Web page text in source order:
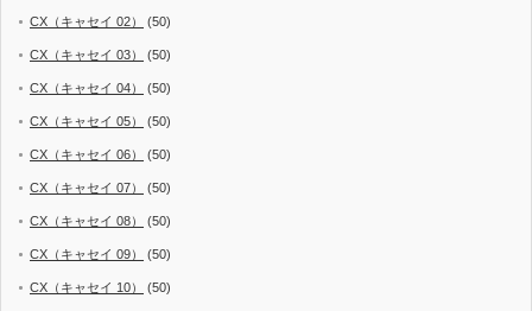
CX（キャセイ 02） (50)
CX（キャセイ 03） (50)
CX（キャセイ 04） (50)
CX（キャセイ 05） (50)
CX（キャセイ 06） (50)
CX（キャセイ 07） (50)
CX（キャセイ 08） (50)
CX（キャセイ 09） (50)
CX（キャセイ 10） (50)